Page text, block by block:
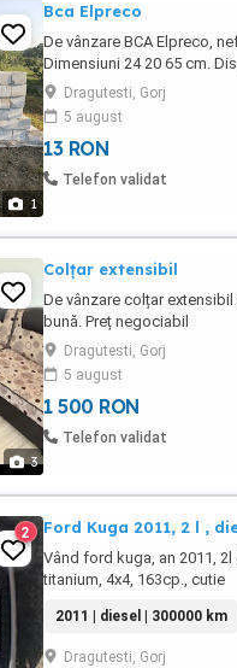
1
Bca Elpreco
De vânzare BCA Elpreco,
Dimensiuni 24 20 65 cm.
în Urechesti, Gorj
Dragutesti, Gorj
5 august
13 RON
Telefon validat
3
Colțar extensibil
De vânzare colțar
bună. Preț negociabil
Dragutesti, Gorj
5 august
1 500 RON
Telefon validat
2 Ford Kuga 2011, 2 l ,
Vând ford kuga, an 2011, 2l
titanium, 4x4, 163cp., cutie
Piesele inlocuite au fost
fost refăcută de la zero in
2011 | diesel | 300000 km
Dragutesti, Gorj